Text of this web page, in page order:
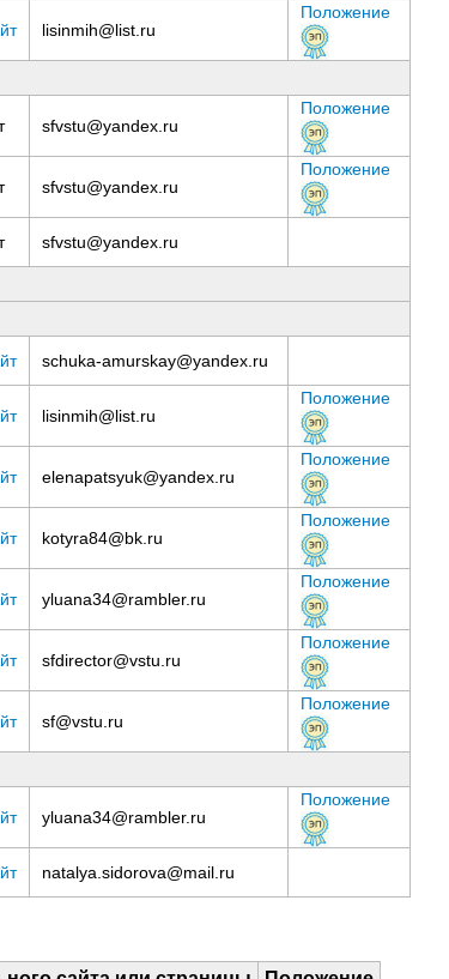
lisinmih@list.ru
Положение
sfvstu@yandex.ru
Положение
sfvstu@yandex.ru
Положение
sfvstu@yandex.ru
schuka-amurskay@yandex.ru
lisinmih@list.ru
Положение
elenapatsyuk@yandex.ru
Положение
kotyra84@bk.ru
Положение
yluana34@rambler.ru
Положение
sfdirector@vstu.ru
Положение
sf@vstu.ru
Положение
yluana34@rambler.ru
Положение
natalya.sidorova@mail.ru